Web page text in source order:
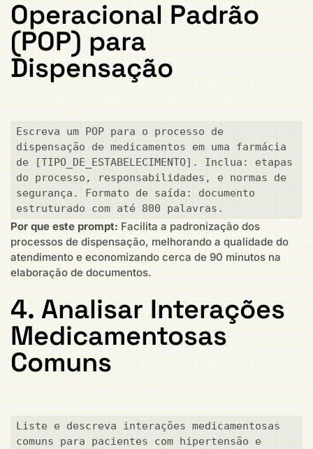
Operacional Padrão
(POP) para
Dispensação
Escreva um POP para o processo de
dispensação de medicamentos em uma farmácia
de [TIPO_DE_ESTABELECIMENTO]. Inclua: etapas
do processo, responsabilidades, e normas de
segurança. Formato de saída: documento
estruturado com até 800 palavras.
Por que este prompt: Facilita a padronização dos
processos de dispensação, melhorando a qualidade do
atendimento e economizando cerca de 90 minutos na
elaboração de documentos.
4. Analisar Interações
Medicamentosas
Comuns
Liste e descreva interações medicamentosas
comuns para pacientes com hipertensão e